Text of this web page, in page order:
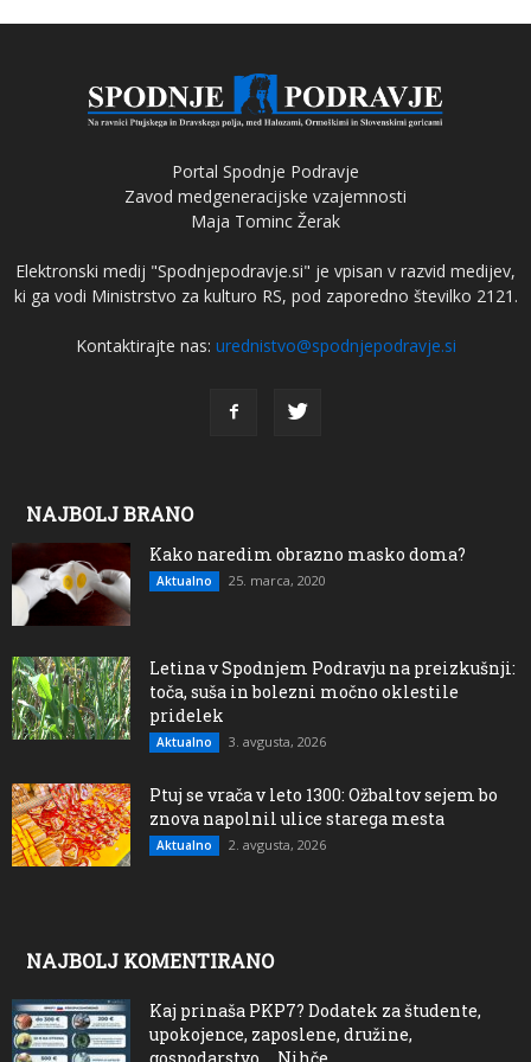
Portal Spodnje Podravje
Zavod medgeneracijske vzajemnosti
Maja Tominc Žerak
Elektronski medij "Spodnjepodravje.si" je vpisan v razvid medijev,
ki ga vodi Ministrstvo za kulturo RS, pod zaporedno številko 2121.
Kontaktirajte nas: urednistvo@spodnjepodravje.si
NAJBOLJ BRANO
Kako naredim obrazno masko doma?
Aktualno 25. marca, 2020
Letina v Spodnjem Podravju na preizkušnji:
toča, suša in bolezni močno oklestile
pridelek
Aktualno 3. avgusta, 2026
Ptuj se vrača v leto 1300: Ožbaltov sejem bo
znova napolnil ulice starega mesta
Aktualno 2. avgusta, 2026
NAJBOLJ KOMENTIRANO
Kaj prinaša PKP7? Dodatek za študente,
upokojence, zaposlene, družine,